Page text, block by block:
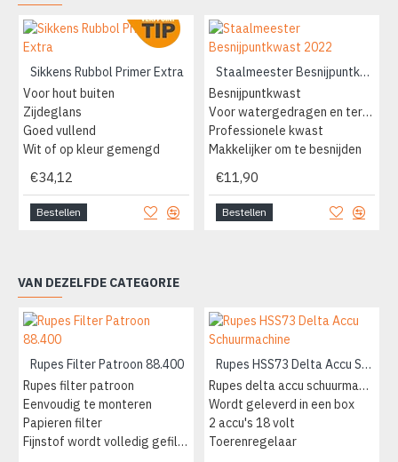
Sikkens Rubbol Primer Extra
Voor hout buiten
Zijdeglans
Goed vullend
Wit of op kleur gemengd
€34,12
Bestellen
Staalmeester Besnijpuntkwast 2022
Besnijpuntkwast
Voor watergedragen en terpentine
Professionele kwast
Makkelijker om te besnijden
€11,90
Bestellen
VAN DEZELFDE CATEGORIE
Rupes Filter Patroon 88.400
Rupes filter patroon
Eenvoudig te monteren
Papieren filter
Fijnstof wordt volledig gefilterd
Rupes HSS73 Delta Accu Schuurmachine
Rupes delta accu schuurmachine
Wordt geleverd in een box
2 accu's 18 volt
Toerenregelaar